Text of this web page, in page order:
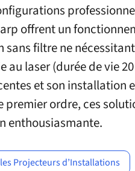
offrent un
sans filtre ne
au laser (durée de vie
et son installation
premier ordre, ces
enthousiasmante.
Projecteurs d’Installations